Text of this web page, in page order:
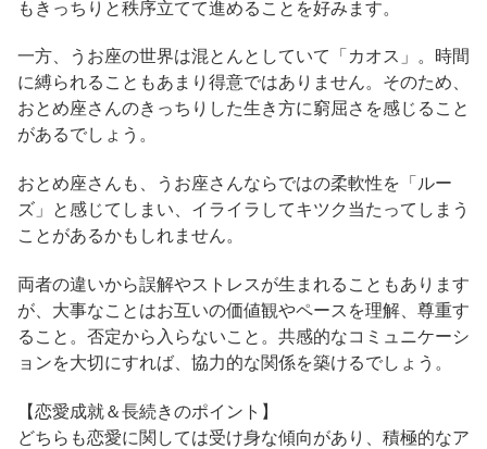
もきっちりと秩序立てて進めることを好みます。
一方、うお座の世界は混とんとしていて「カオス」。時間
に縛られることもあまり得意ではありません。そのため、
おとめ座さんのきっちりした生き方に窮屈さを感じること
があるでしょう。
おとめ座さんも、うお座さんならではの柔軟性を「ルー
ズ」と感じてしまい、イライラしてキツク当たってしまう
ことがあるかもしれません。
両者の違いから誤解やストレスが生まれることもあります
が、大事なことはお互いの価値観やペースを理解、尊重す
ること。否定から入らないこと。共感的なコミュニケーシ
ョンを大切にすれば、協力的な関係を築けるでしょう。
【恋愛成就＆長続きのポイント】
どちらも恋愛に関しては受け身な傾向があり、積極的なア